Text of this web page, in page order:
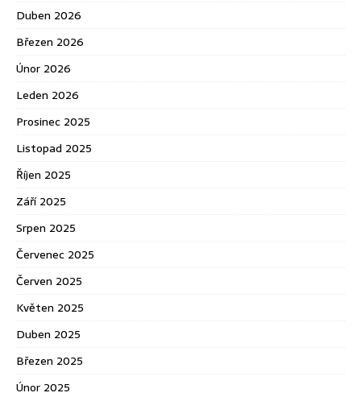
Duben 2026
Březen 2026
Únor 2026
Leden 2026
Prosinec 2025
Listopad 2025
Říjen 2025
Září 2025
Srpen 2025
Červenec 2025
Červen 2025
Květen 2025
Duben 2025
Březen 2025
Únor 2025